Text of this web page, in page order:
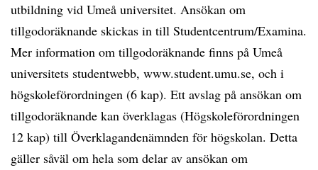
utbildning vid Umeå universitet. Ansökan om
tillgodoräknande skickas in till Studentcentrum/Examina.
Mer information om tillgodoräknande finns på Umeå
universitets studentwebb, www.student.umu.se, och i
högskoleförordningen (6 kap). Ett avslag på ansökan om
tillgodoräknande kan överklagas (Högskoleförordningen
12 kap) till Överklagandenämnden för högskolan. Detta
gäller såväl om hela som delar av ansökan om